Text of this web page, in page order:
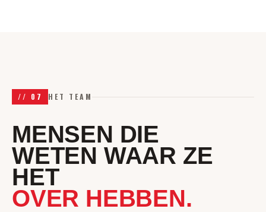
// 07 HET TEAM
MENSEN DIE
WETEN WAAR ZE
HET
OVER HEBBEN.